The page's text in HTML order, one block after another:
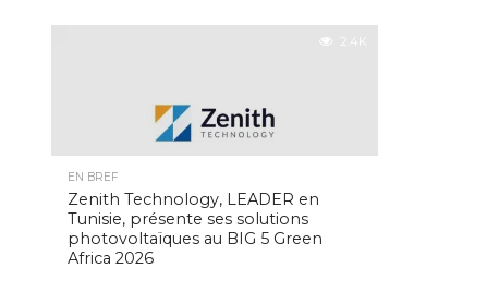
2.4K
EN BREF
Zenith Technology, LEADER en
Tunisie, présente ses solutions
photovoltaïques au BIG 5 Green
Africa 2026